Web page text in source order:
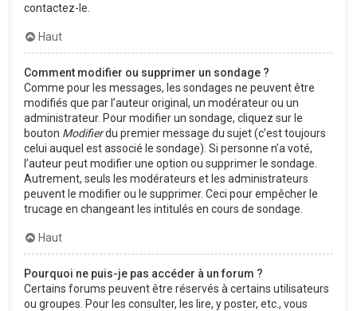
contactez-le.
Haut
Comment modifier ou supprimer un sondage ?
Comme pour les messages, les sondages ne peuvent être
modifiés que par l’auteur original, un modérateur ou un
administrateur. Pour modifier un sondage, cliquez sur le
bouton Modifierdu premier message du sujet (c’est toujours
celui auquel est associé le sondage). Si personne n’a voté,
l’auteur peut modifier une option ou supprimer le sondage.
Autrement, seuls les modérateurs et les administrateurs
peuvent le modifier ou le supprimer. Ceci pour empêcher le
trucage en changeant les intitulés en cours de sondage.
Haut
Pourquoi ne puis-je pas accéder à un forum ?
Certains forums peuvent être réservés à certains utilisateurs
ou groupes. Pour les consulter, les lire, y poster, etc., vous